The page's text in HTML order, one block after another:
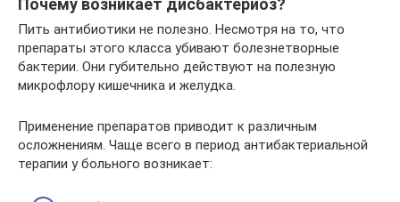
Почему возникает дисбактериоз?
Пить антибиотики не полезно. Несмотря на то, что
препараты этого класса убивают болезнетворные
бактерии. Они губительно действуют на полезную
микрофлору кишечника и желудка.
Применение препаратов приводит к различным
осложнениям. Чаще всего в период антибактериальной
терапии у больного возникает: